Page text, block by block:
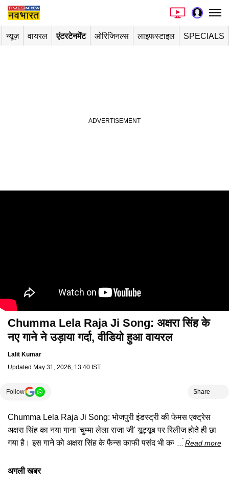
न्यूज़ वायरल एंटरटेनमेंट ओरिजिनल्स लाइफस्टाइल SPECIALS
Chumma Lela Raja Ji Song: अक्षरा सिंह के
नए गाने ने उड़ाया गर्दा, वीडियो हुआ वायरल
Lalit Kumar
Updated May 31, 2026, 13:40 IST
Follow Share
Chumma Lela Raja Ji Song: भोजपुरी इंडस्ट्री की फेमस एक्ट्रेस
अक्षरा सिंह का नया गाना 'चुम्मा लेला राजा जी' यूट्यूब पर रिलीज होते ही छा
गया है। इस गाने को अक्षरा सिंह के फैन्स काफी पसंद भी कर रहे हैं। इस गाने
फैन्स का ध्यान अपनी ओर आकर्षित कर लिया है। इस गाने को अक्षरा सिंह ने
Read more
अगली खबर